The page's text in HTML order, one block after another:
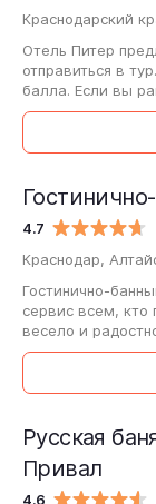
Краснодарский
Отель Питер
отправиться в тур. Рейтинг в нашем справочнике — 4.9
балла. Если вы
рассказать про
4.7
Краснодар,
Гостинично-
сервис всем, кто
весело и
Организация
4.6
Русская
Привал